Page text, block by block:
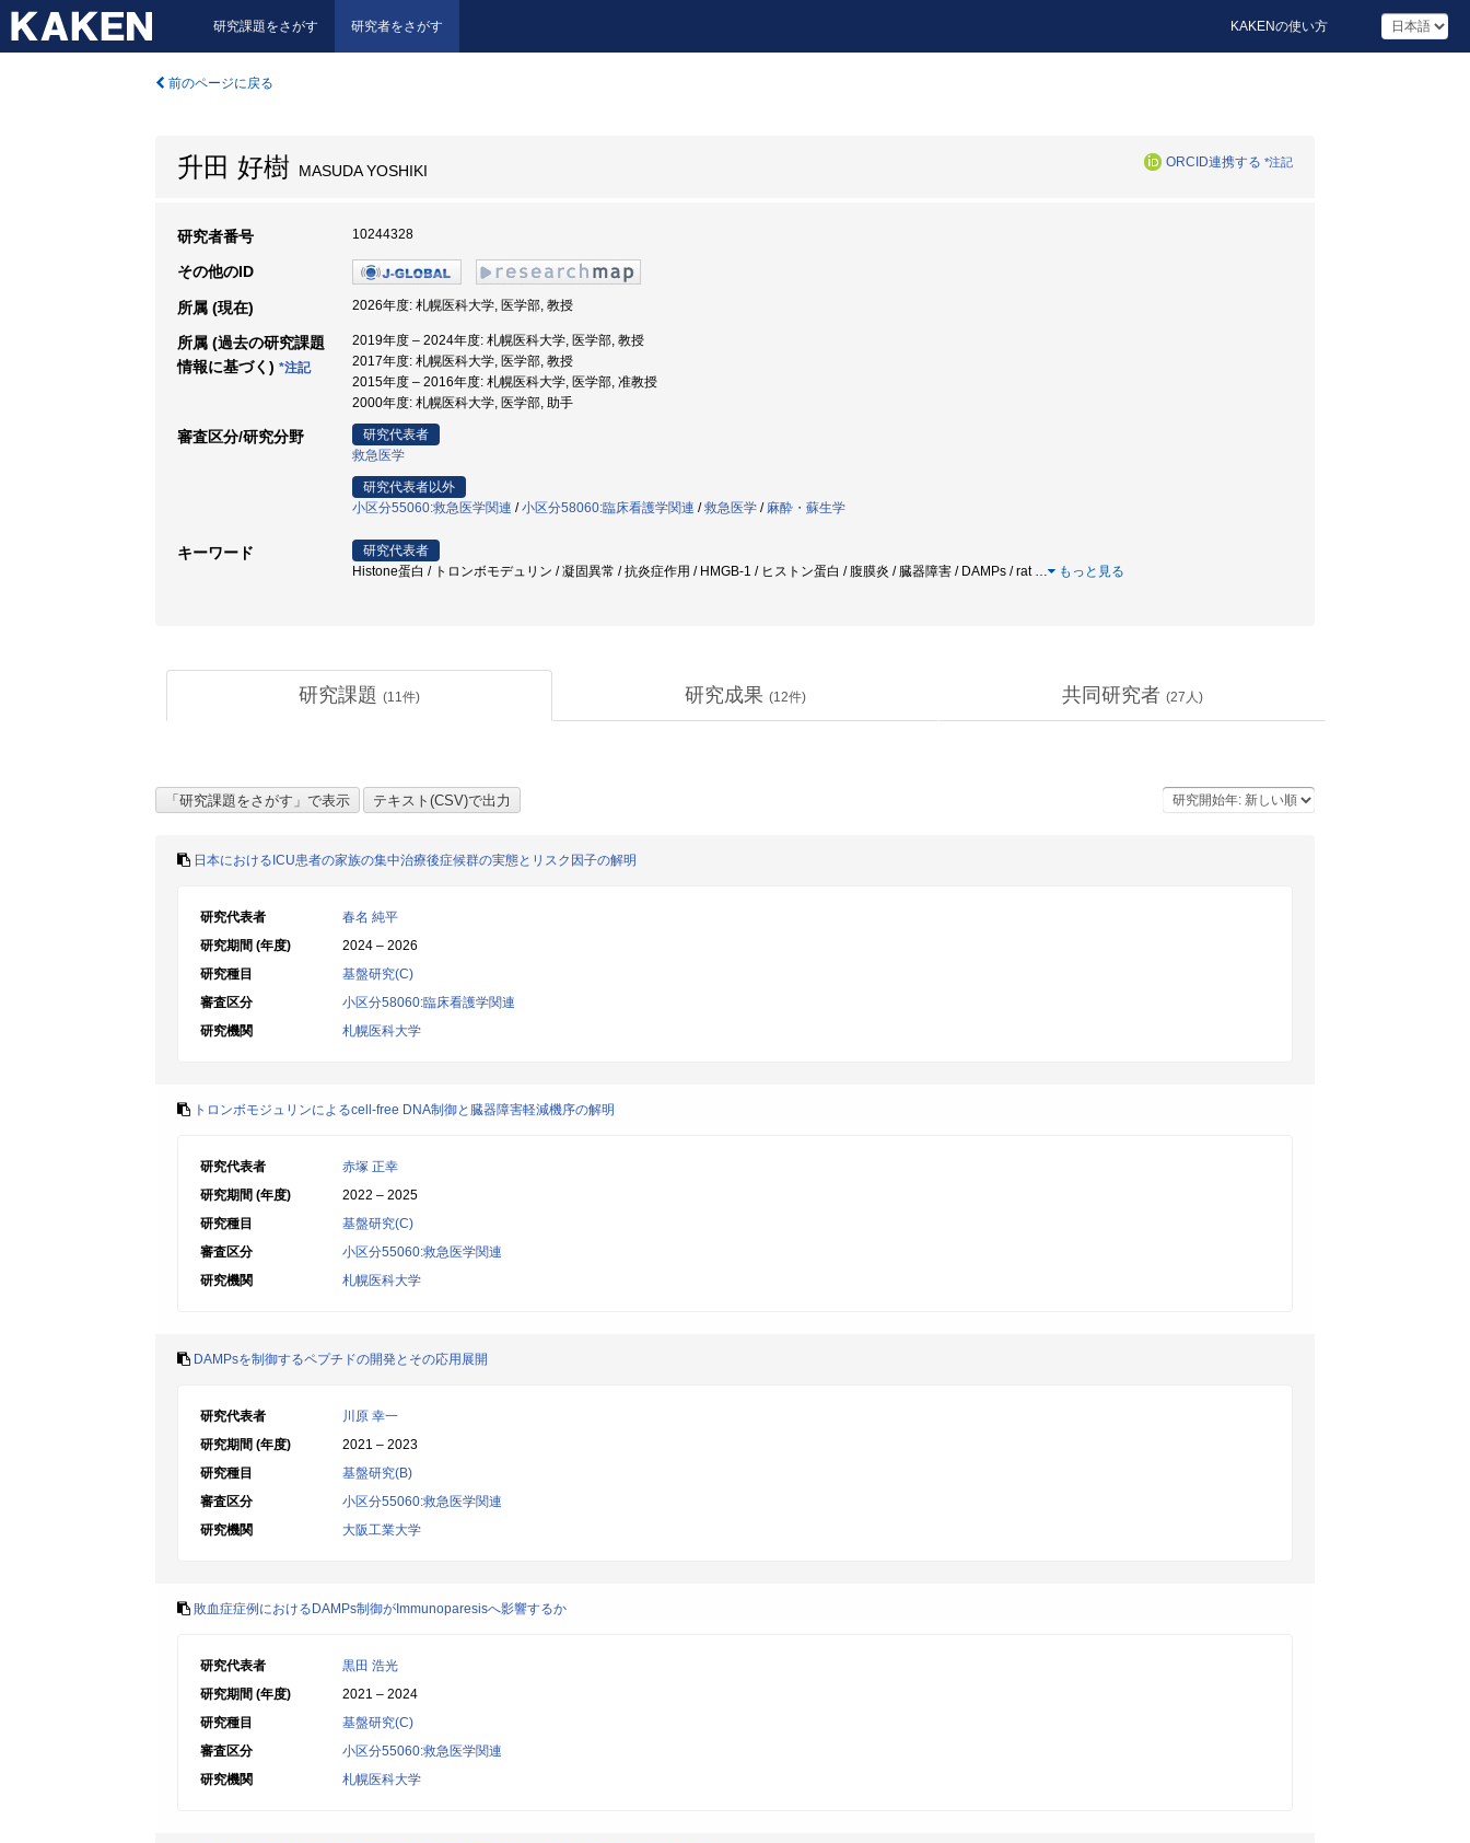
研究課題をさがす 研究者をさがす KAKENの使い方
前のページに戻る
升田 好樹 MASUDA YOSHIKI ORCID連携する *注記
研究者番号 10244328
その他のID
所属 (現在) 2026年度: 札幌医科大学, 医学部, 教授
所属 (過去の研究課題
情報に基づく) *注記
2019年度 – 2024年度: 札幌医科大学, 医学部, 教授
2017年度: 札幌医科大学, 医学部, 教授
2015年度 – 2016年度: 札幌医科大学, 医学部, 准教授
2000年度: 札幌医科大学, 医学部, 助手
審査区分/研究分野
研究代表者
救急医学
研究代表者以外
小区分55060:救急医学関連 /小区分58060:臨床看護学関連 /救急医学 / 麻酔・蘇生学
キーワード
研究代表者
Histone蛋白 / トロンボモデュリン / 凝固異常 / 抗炎症作用 / HMGB-1 / ヒストン蛋白 / 腹膜炎 / 臓器障害 / DAMPs / rat … もっと見る
研究課題 (11件) 研究成果 (12件) 共同研究者 (27 人)
日本におけるICU患者の家族の集中治療後症候群の実態とリスク因子の解明
研究代表者
春名 純平
研究期間 (年度)
2024 – 2026
研究種目
基盤研究(C)
審査区分
小区分58060:臨床看護学関連
研究機関
札幌医科大学
トロンボモジュリンによるcell-free DNA制御と臓器障害軽減機序の解明
研究代表者
赤塚 正幸
研究期間 (年度)
2022 – 2025
研究種目
基盤研究(C)
審査区分
小区分55060:救急医学関連
研究機関
札幌医科大学
DAMPsを制御するペプチドの開発とその応用展開
研究代表者
川原 幸一
研究期間 (年度)
2021 – 2023
研究種目
基盤研究(B)
審査区分
小区分55060:救急医学関連
研究機関
大阪工業大学
敗血症症例におけるDAMPs制御がImmunoparesisへ影響するか
研究代表者
黒田 浩光
研究期間 (年度)
2021 – 2024
研究種目
基盤研究(C)
審査区分
小区分55060:救急医学関連
研究機関
札幌医科大学